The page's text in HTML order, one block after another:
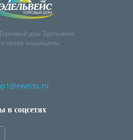
дом Эдельвейс
права защищены
в соцсетях